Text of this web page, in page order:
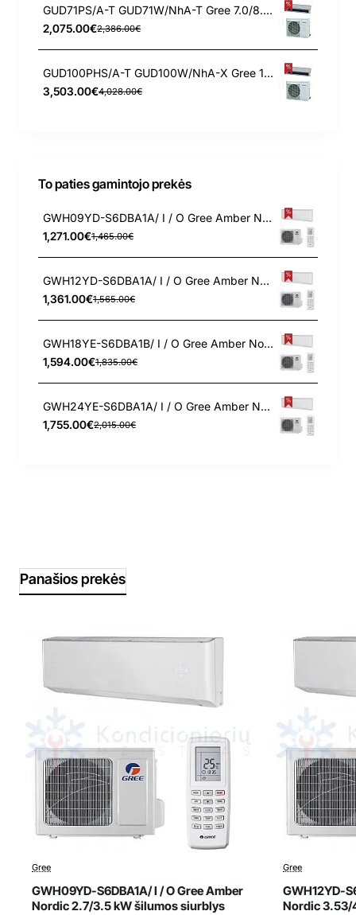
GUD71PS/A-T GUD71W/NhA-T Gree 7.0/8.0 kW ortakinis - kanalinis kondicionierius U-Match
2,075.00€2,386.00€
GUD100PHS/A-T GUD100W/NhA-X Gree 10.0/12.0 kW ortakinis - kanalinis kondicionierius U-Match
3,503.00€4,028.00€
To paties gamintojo prekės
GWH09YD-S6DBA1A/ I / O Gree Amber Nordic 2.7/3.5 kW šilumos siurblys
1,271.00€1,465.00€
GWH12YD-S6DBA1A/ I / O Gree Amber Nordic 3.53/4.2 kW šilumos siurblys
1,361.00€1,565.00€
GWH18YE-S6DBA1B/ I / O Gree Amber Nordic 5.3/5.55 kW šilumos siurblys
1,594.00€1,835.00€
GWH24YE-S6DBA1A/ I / O Gree Amber Nordic 7.03/7.03 kW šilumos siurblys
1,755.00€2,015.00€
Panašios prekės
Gree
GWH09YD-S6DBA1A/ I / O Gree Amber
Nordic 2.7/3.5 kW šilumos siurblys
Gree
GWH12YD-
Nordic 3.53/